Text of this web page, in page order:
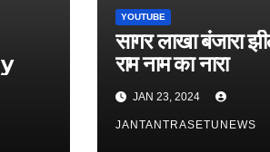
YOUTUBE
सागर लाखा बंजारा
राम नाम का नारा
JAN 23, 2024
JANTANTRASETUNEWS